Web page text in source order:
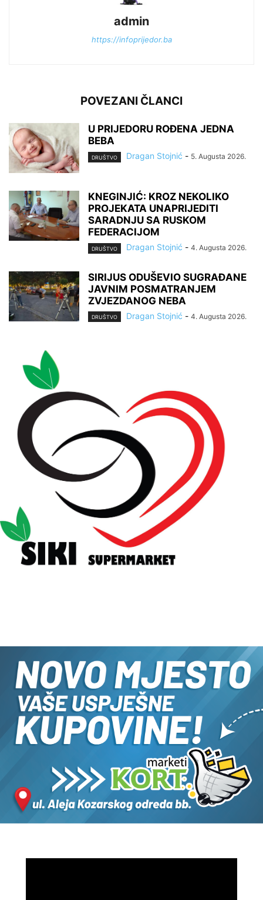
admin
https://infoprijedor.ba
POVEZANI ČLANCI
U PRIJEDORU ROĐENA JEDNA
BEBA
DRUŠTVO Dragan Stojnić - 5. Augusta 2026.
KNEGINJIĆ: KROZ NEKOLIKO
PROJEKATA UNAPRIJEDITI
SARADNJU SA RUSKOM
FEDERACIJOM
DRUŠTVO Dragan Stojnić - 4. Augusta 2026.
SIRIJUS ODUŠEVIO SUGRAĐANE
JAVNIM POSMATRANJEM
ZVJEZDANOG NEBA
DRUŠTVO Dragan Stojnić - 4. Augusta 2026.